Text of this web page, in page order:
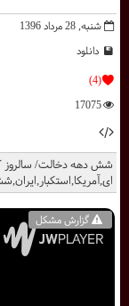
گزارش مشکل
شنبه, 28 مرداد 1396
دانلود
(4)
17075